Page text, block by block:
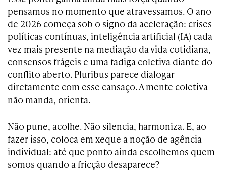
pensamos no momento que atravessamos. O ano
de 2026 começa sob o signo da aceleração: crises
políticas contínuas, inteligência artificial (IA) cada
vez mais presente na mediação da vida cotidiana,
consensos frágeis e uma fadiga coletiva diante do
conflito aberto. Pluribus parece dialogar
diretamente com esse cansaço. A mente coletiva
não manda, orienta.
Não pune, acolhe. Não silencia, harmoniza. E, ao
fazer isso, coloca em xeque a noção de agência
individual: até que ponto ainda escolhemos quem
somos quando a fricção desaparece?